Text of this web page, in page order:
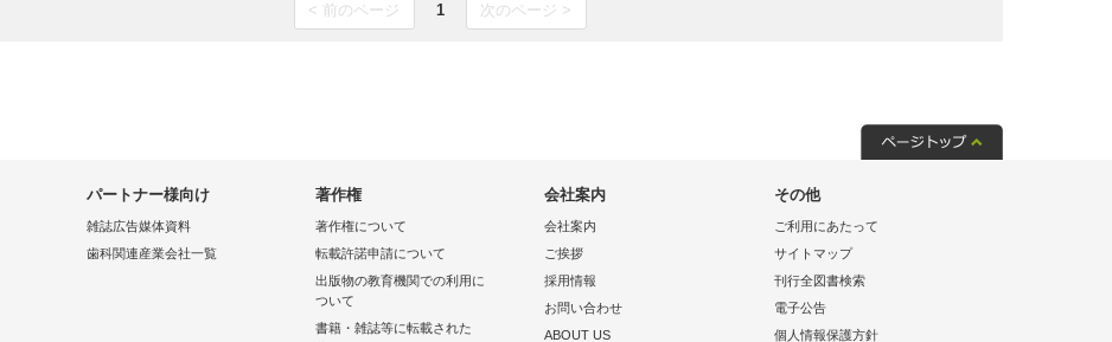
< 前のページ 1 次のページ >
パートナー様向け
雑誌広告媒体資料
歯科関連産業会社一覧
著作権
著作権について
転載許諾申請について
出版物の教育機関での利用に
ついて
書籍・雑誌等に転載された
会社案内
会社案内
ご挨拶
採用情報
お問い合わせ
ABOUT US
その他
ご利用にあたって
サイトマップ
刊行全図書検索
電子公告
個人情報保護方針